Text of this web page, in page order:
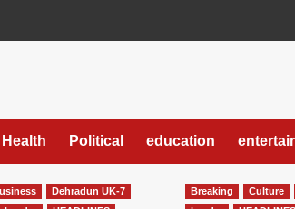
Health Political education
Dehradun UK-7
Breaking Culture